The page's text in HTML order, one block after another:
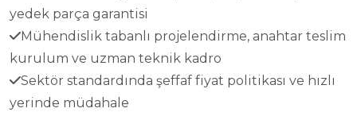
yedek parça garantisi
Mühendislik tabanlı projelendirme, anahtar teslim
kurulum ve uzman teknik kadro
Sektör standardında şeffaf fiyat politikası ve hızlı
yerinde müdahale